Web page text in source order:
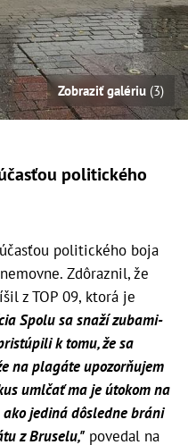
Zobraziť galériu (3)
politického
politického boja
Zdôraznil, že
z TOP 09, ktorá je
Spolu sa snaží zubami-
k tomu, že sa
na plagáte upozorňujem
umlčať ma je útokom na
jediná dôsledne bráni
z Bruselu," povedal na